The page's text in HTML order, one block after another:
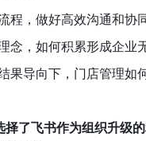
程，做好高效沟通和协
念，如何积累形成企业
果导向下，门店管理如
了飞书作为组织升级的